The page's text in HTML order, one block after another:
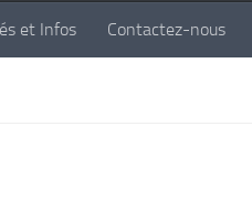
et Infos Contactez-nous